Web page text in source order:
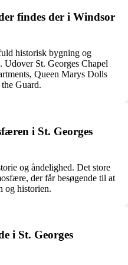
findes der i Windsor
historisk bygning og
Udover St. Georges Chapel
Queen Marys Dolls
Guard.
i St. Georges
og åndelighed. Det store
der får besøgende til at
og historien.
i St. Georges